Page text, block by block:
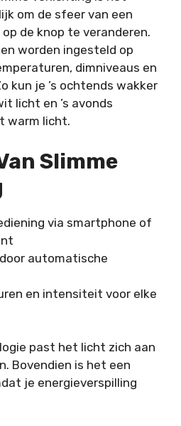
om de sfeer van een
de knop te veranderen.
worden ingesteld op
dimniveaus en
kun je ’s ochtends wakker
licht en ’s avonds
warm licht.
Slimme
via smartphone of
automatische
en intensiteit voor elke
past het licht zich aan
Bovendien is het een
je energieverspilling